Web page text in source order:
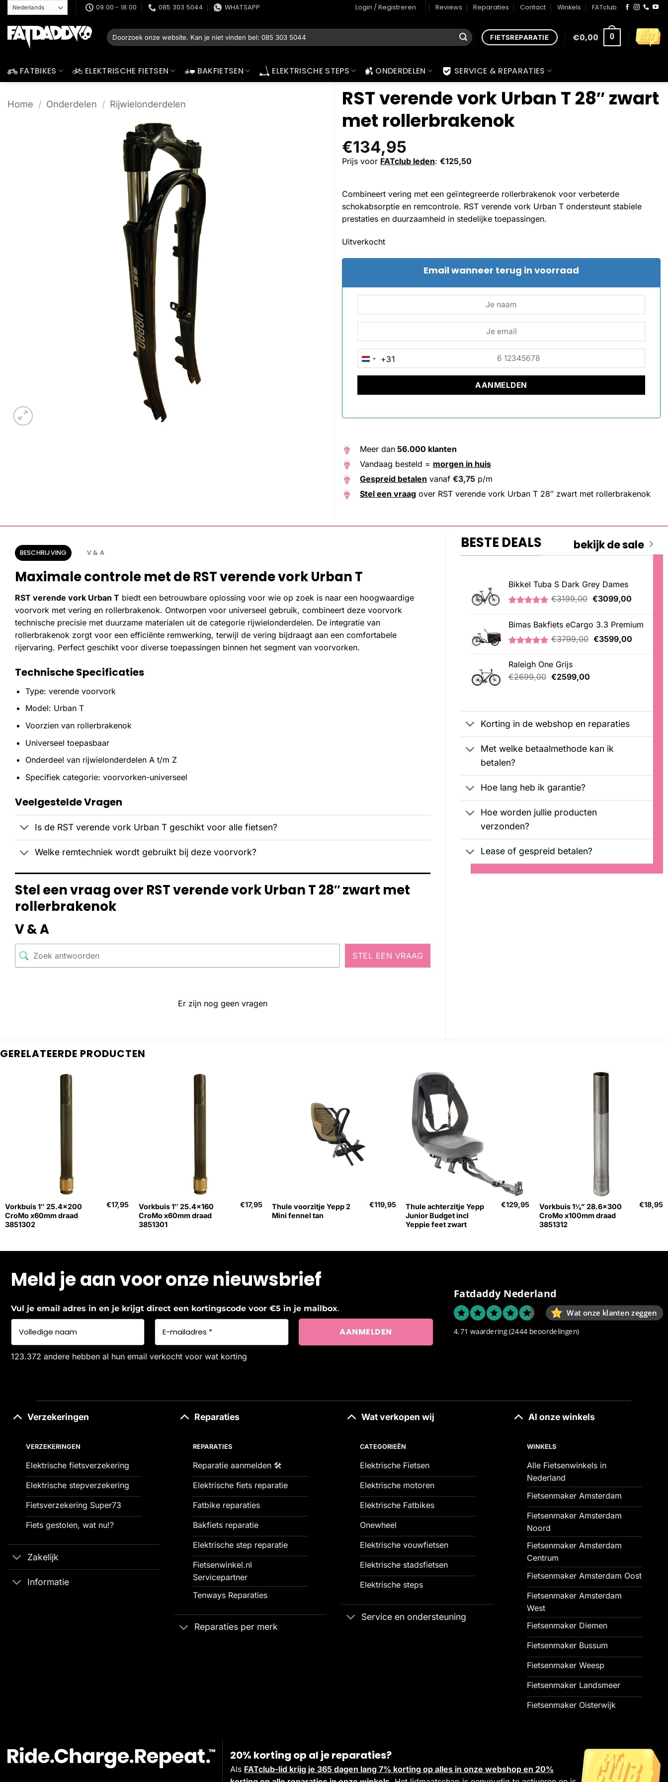
naar
inhoud
09:00 - 18:00 085 303 5044 WHATSAPP Login / Registreren Reviews Reparaties Contact Winkels FATclub
Zoeken
naar:
FIETSREPARATIE €0,00 0
FATBIKES ELEKTRISCHE FIETSEN BAKFIETSEN ELEKTRISCHE STEPS ONDERDELEN SERVICE & REPARATIES
Home / Onderdelen / Rijwielonderdelen
RST verende vork Urban T 28″ zwart
met rollerbrakenok
€134,95
Prijs voor FATclub leden: €125,50
Combineert vering met een geïntegreerde rollerbrakenok voor verbeterde
schokabsorptie en remcontrole. RST verende vork Urban T ondersteunt stabiele
prestaties en duurzaamheid in stedelijke toepassingen.
Uitverkocht
Email wanneer terug in voorraad
NETHERLANDS
+31
+31
Meer dan 56.000 klanten
Vandaag besteld = morgen in huis
Gespreid betalen vanaf €3,75 p/m
Stel een vraag over RST verende vork Urban T 28″ zwart met rollerbrakenok
BESCHRIJVING V & A
Maximale controle met de RST verende vork Urban T
RST verende vork Urban T biedt een betrouwbare oplossing voor wie op zoek is naar een hoogwaardige
voorvork met vering en rollerbrakenok. Ontworpen voor universeel gebruik, combineert deze voorvork
technische precisie met duurzame materialen uit de categorie rijwielonderdelen. De integratie van
rollerbrakenok zorgt voor een efficiënte remwerking, terwijl de vering bijdraagt aan een comfortabele
rijervaring. Perfect geschikt voor diverse toepassingen binnen het segment van voorvorken.
Technische Specificaties
Type: verende voorvork
Model: Urban T
Voorzien van rollerbrakenok
Universeel toepasbaar
Onderdeel van rijwielonderdelen A t/m Z
Specifiek categorie: voorvorken-universeel
Veelgestelde Vragen
Is de RST verende vork Urban T geschikt voor alle fietsen?
Welke remtechniek wordt gebruikt bij deze voorvork?
Stel een vraag over RST verende vork Urban T 28″ zwart met
rollerbrakenok
V & A
STEL EEN VRAAG
Er zijn nog geen vragen
BESTE DEALS bekijk de sale
Bikkel Tuba S Dark Grey Dames
gebaseerd
op
klantbeoordeling
€3199,00 Oorspronkelijke
€3199,00.
€3099,00Huidige
Bimas Bakfiets eCargo 3.3 Premium
5.00
op 5
gebaseerd
op
klantbeoordelingen
€3799,00 Oorspronkelijke
€3599,00Huidige
Raleigh One Grijs
€2699,00 Oorspronkelijke
€2599,00Huidige
Korting in de webshop en reparaties
Met welke betaalmethode kan ik
betalen?
Hoe lang heb ik garantie?
Hoe worden jullie producten
verzonden?
Lease of gespreid betalen?
GERELATEERDE PRODUCTEN
Vorkbuis 1″ 25.4×200
CroMo x60mm draad
3851302
€17,95
Vorkbuis 1″ 25.4×160
CroMo x60mm draad
3851301
€17,95
Thule voorzitje Yepp 2
Mini fennel tan
€119,95
Thule achterzitje Yepp
Junior Budget incl
Yeppie feet zwart
€129,95
Vorkbuis 1⅛” 28.6×300
CroMo x100mm draad
3851312
€18,95
Meld je aan voor onze nieuwsbrief
Vul je email adres in en je krijgt direct een kortingscode voor €5 in je mailbox.
123.372 andere hebben al hun email verkocht voor wat korting
Fatdaddy Nederland
Wat onze klanten zeggen
4.71 waardering (2444 beoordelingen)
Verzekeringen
VERZEKERINGEN
Elektrische fietsverzekering
Elektrische stepverzekering
Fietsverzekering Super73
Fiets gestolen, wat nu!?
Zakelijk
Informatie
Reparaties
REPARATIES
Reparatie aanmelden 🛠️
Elektrische fiets reparatie
Fatbike reparaties
Bakfiets reparatie
Elektrische step reparatie
Fietsenwinkel.nl
Servicepartner
Tenways Reparaties
Reparaties per merk
Wat verkopen wij
CATEGORIEËN
Elektrische Fietsen
Elektrische motoren
Elektrische Fatbikes
Onewheel
Elektrische vouwfietsen
Elektrische stadsfietsen
Elektrische steps
Service en ondersteuning
Al onze winkels
WINKELS
Alle Fietsenwinkels in
Nederland
Fietsenmaker Amsterdam
Fietsenmaker Amsterdam
Noord
Fietsenmaker Amsterdam
Centrum
Fietsenmaker Amsterdam Oost
Fietsenmaker Amsterdam
West
Fietsenmaker Diemen
Fietsenmaker Bussum
Fietsenmaker Weesp
Fietsenmaker Landsmeer
Fietsenmaker Oisterwijk
20% korting op al je reparaties?
Als FATclub-lid krijg je 365 dagen lang 7% korting op alles in onze webshop en 20%